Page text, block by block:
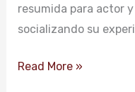
resumida para actor
socializando su
Read More »